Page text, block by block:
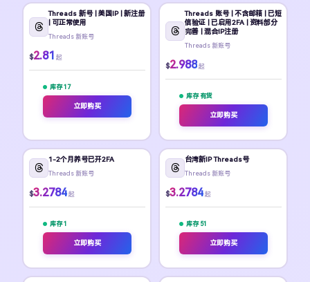
Threads 新号 | 美国IP | 新注册
| 可正常使用
Threads 新账号
$2.81 起
库存 17
立即购买
Threads 账号 | 不含邮箱 | 已短
信验证 | 已启用2FA | 资料部分
完善 | 混合IP注册
Threads 新账号
$2.988 起
库存 有货
立即购买
1-2个月养号已开2FA
Threads 新账号
$3.2784 起
库存 1
立即购买
台湾新IP Threads号
Threads 新账号
$3.2784 起
库存 51
立即购买